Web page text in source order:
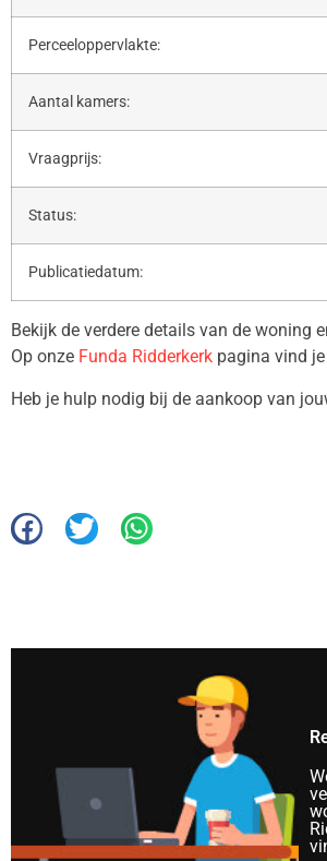
Perceeloppervlakte:
Aantal kamers:
Vraagprijs:
Status:
Publicatiedatum:
Bekijk de verdere details van de woning
Op onze Funda Ridderkerk pagina vind
Heb je hulp nodig bij de aankoop van